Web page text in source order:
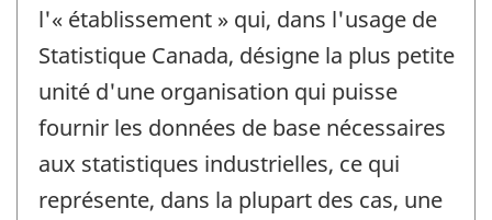
l'« établissement » qui, dans l'usage de
Statistique Canada, désigne la plus petite
unité d'une organisation qui puisse
fournir les données de base nécessaires
aux statistiques industrielles, ce qui
représente, dans la plupart des cas, une